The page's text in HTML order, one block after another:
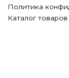
Политика
Каталог товаров